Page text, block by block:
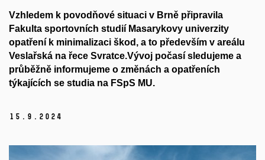
Vzhledem k povodňové situaci v Brně připravila
Fakulta sportovních studií Masarykovy univerzity
opatření k minimalizaci škod, a to především v areálu
Veslařská na řece Svratce.Vývoj počasí sledujeme a
průběžně informujeme o změnách a opatřeních
týkajících se studia na FSpS MU.
15. 9. 2024